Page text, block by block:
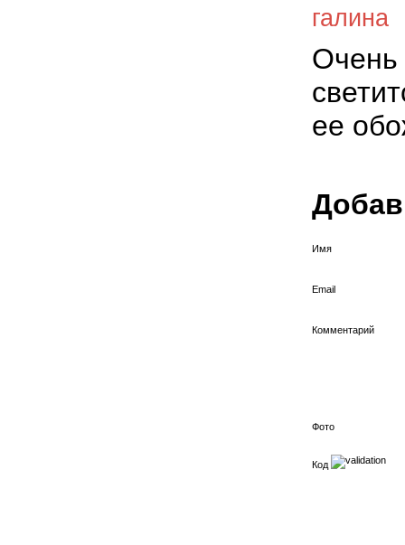
галина
Очень
ее
Имя
Email
Комментарий
Фото
Код